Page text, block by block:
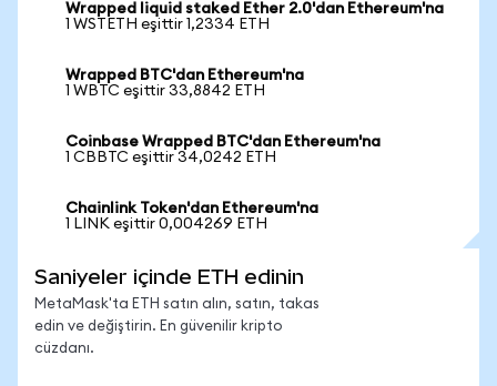
Wrapped liquid staked Ether 2.0'dan Ethereum'na
1 WSTETH eşittir 1,2334 ETH
Wrapped BTC'dan Ethereum'na
1 WBTC eşittir 33,8842 ETH
Coinbase Wrapped BTC'dan Ethereum'na
1 CBBTC eşittir 34,0242 ETH
Chainlink Token'dan Ethereum'na
1 LINK eşittir 0,004269 ETH
Saniyeler içinde ETH edinin
MetaMask'ta ETH satın alın, satın, takas
edin ve değiştirin. En güvenilir kripto
cüzdanı.